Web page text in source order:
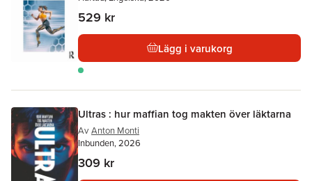
529 kr
Lägg i varukorg
Ultras : hur maffian tog makten över läktarna
Av Anton Monti
Inbunden, 2026
309 kr